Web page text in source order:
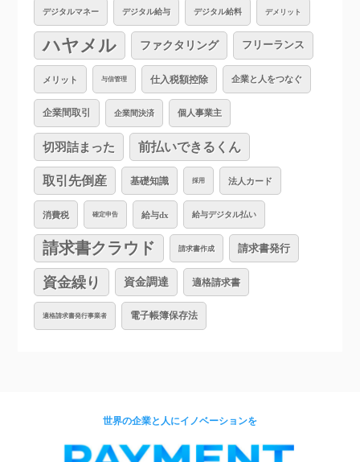
デジタルマネー デジタル給与 デジタル給料 デメリット
ハヤメル ファクタリング フリーランス
メリット 与信管理 仕入税額控除 企業と人をつなぐ
企業間取引 企業間決済 個人事業主
切羽詰まった 前払いできるくん
取引先倒産 基礎知識 採用 法人カード
消費税 確定申告 給与dx 給与デジタル払い
請求書クラウド 請求書作成 請求書発行
資金繰り 資金調達 適格請求書
適格請求書発行事業者 電子帳簿保存法
世界の企業と人にイノベーションを